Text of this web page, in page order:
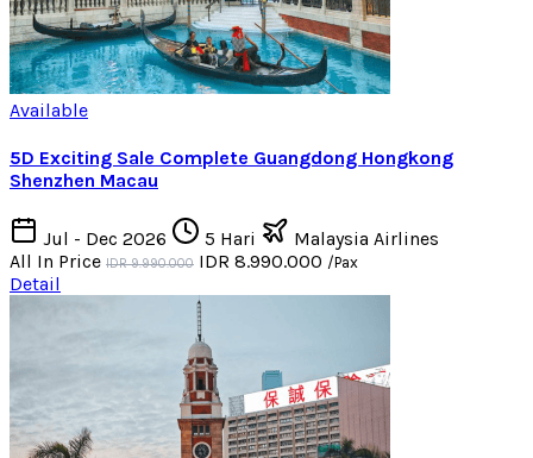
Available
5D Exciting Sale Complete Guangdong Hongkong
Shenzhen Macau
Jul - Dec 2026 5 Hari
Malaysia Airlines
All In Price IDR 9.990.000 IDR 8.990.000 /Pax
Detail